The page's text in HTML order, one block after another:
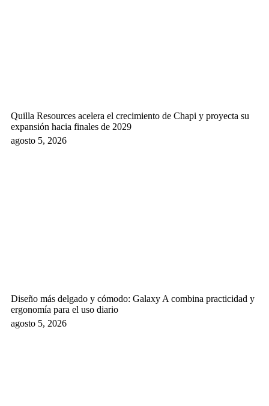
Quilla Resources acelera el crecimiento de Chapi y proyecta su
expansión hacia finales de 2029
agosto 5, 2026
Diseño más delgado y cómodo: Galaxy A combina practicidad y
ergonomía para el uso diario
agosto 5, 2026